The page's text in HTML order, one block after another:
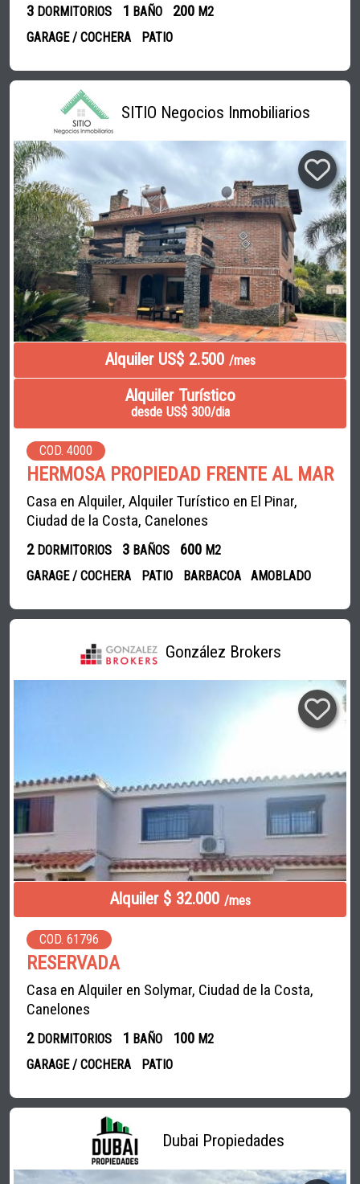
3 DORMITORIOS 1 BAÑO 200 M2
GARAGE / COCHERA
PATIO
SITIO Negocios Inmobiliarios
Alquiler US$ 2.500 /mes
Alquiler Turístico
desde US$ 300/dia
COD. 4000
HERMOSA PROPIEDAD FRENTE AL MAR
Casa en Alquiler, Alquiler Turístico en El Pinar,
Ciudad de la Costa, Canelones
2DORMITORIOS 3BAÑOS 600 M2
GARAGE / COCHERA
PATIO BARBACOA AMOBLADO
González Brokers
Alquiler $ 32.000 /mes
COD. 61796
RESERVADA
Casa en Alquiler en Solymar, Ciudad de la Costa,
Canelones
2DORMITORIOS 1 BAÑO 100 M2
GARAGE / COCHERA
PATIO
Dubai Propiedades